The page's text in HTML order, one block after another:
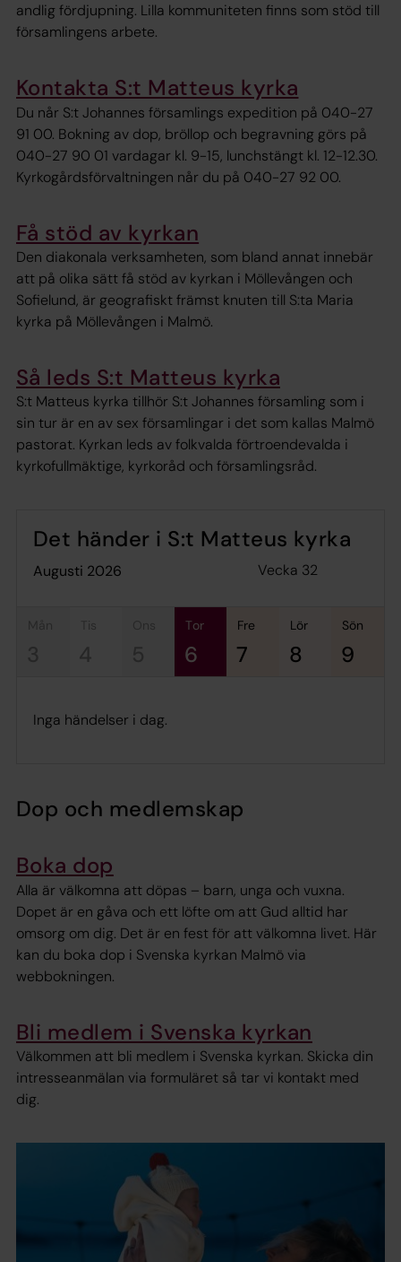
andlig fördjupning. Lilla kommuniteten finns som stöd till
församlingens arbete.
Kontakta S:t Matteus kyrka
Du når S:t Johannes församlings expedition på 040-27
91 00. Bokning av dop, bröllop och begravning görs på
040-27 90 01 vardagar kl. 9-15, lunchstängt kl. 12-12.30.
Kyrkogårdsförvaltningen når du på 040-27 92 00.
Få stöd av kyrkan
Den diakonala verksamheten, som bland annat innebär
att på olika sätt få stöd av kyrkan i Möllevången och
Sofielund, är geografiskt främst knuten till S:ta Maria
kyrka på Möllevången i Malmö.
Så leds S:t Matteus kyrka
S:t Matteus kyrka tillhör S:t Johannes församling som i
sin tur är en av sex församlingar i det som kallas Malmö
pastorat. Kyrkan leds av folkvalda förtroendevalda i
kyrkofullmäktige, kyrkoråd och församlingsråd.
Det händer i S:t Matteus kyrka
augusti 2026 Vecka 32
tis
4
tor
6
fre
7
lör
8
sön
9
Inga händelser i dag.
Dop och medlemskap
Boka dop
Alla är välkomna att döpas – barn, unga och vuxna.
Dopet är en gåva och ett löfte om att Gud alltid har
omsorg om dig. Det är en fest för att välkomna livet. Här
kan du boka dop i Svenska kyrkan Malmö via
webbokningen.
Bli medlem i Svenska kyrkan
Välkommen att bli medlem i Svenska kyrkan. Skicka din
intresseanmälan via formuläret så tar vi kontakt med
dig.